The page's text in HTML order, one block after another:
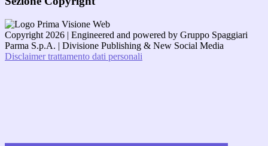
Copyright 2026 | Engineered and powered by Gruppo Spaggiari
Parma S.p.A. | Divisione Publishing & New Social Media
Disclaimer trattamento dati personali